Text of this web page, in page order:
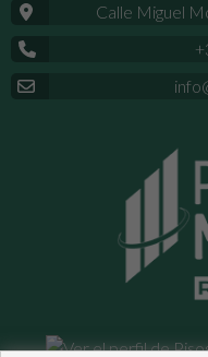
Calle Miguel